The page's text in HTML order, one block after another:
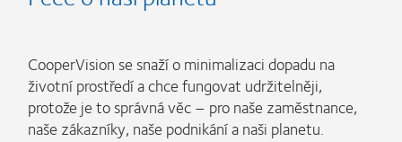
CooperVision se snaží o minimalizaci dopadu na
životní prostředí a chce fungovat udržitelněji,
protože je to správná věc – pro naše zaměstnance,
naše zákazníky, naše podnikání a naši planetu.